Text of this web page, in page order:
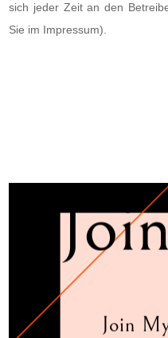
sich jeder Zeit an den
Sie im Impressum).
Join